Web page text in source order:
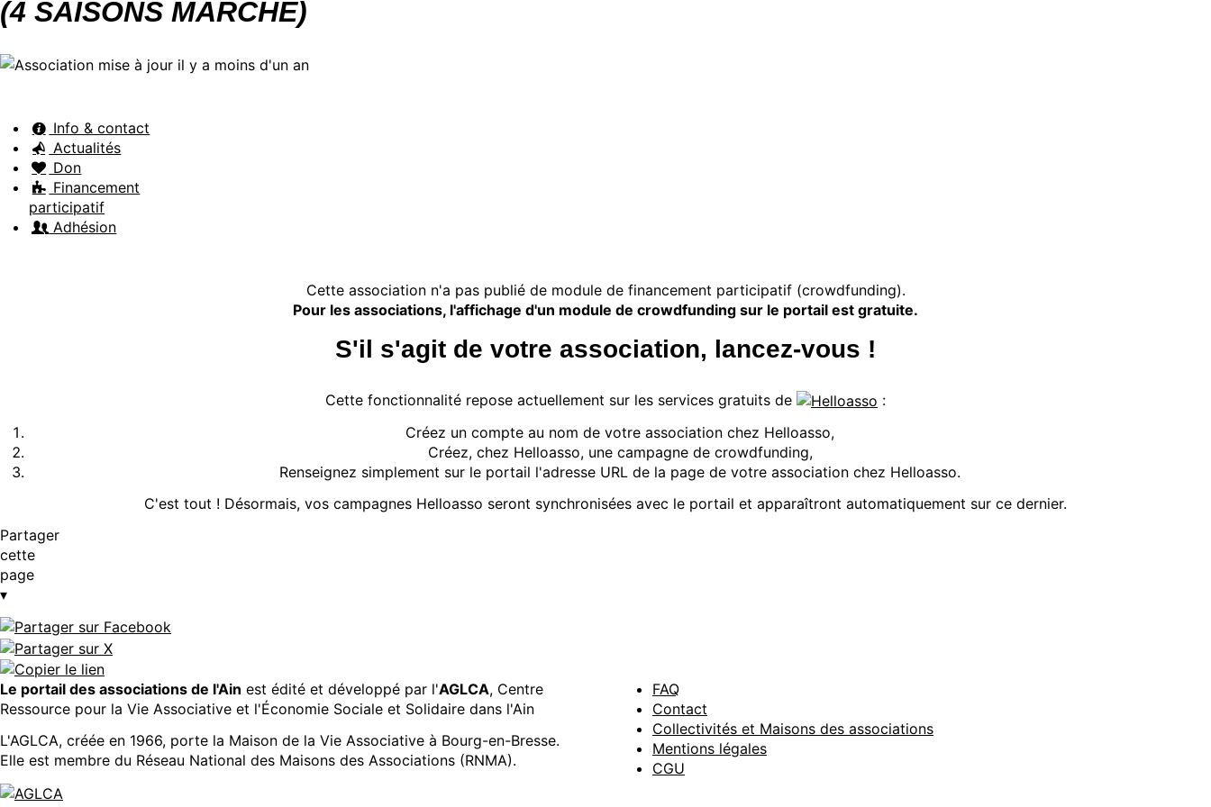
(4 SAISONS MARCHE)
Info & contact
Actualités
Don
Financement
participatif
Adhésion
Cette association n'a pas publié de module de financement participatif (crowdfunding).
Pour les associations, l'affichage d'un module de crowdfunding sur le portail est gratuite.
S'il s'agit de votre association, lancez-vous !
Cette fonctionnalité repose actuellement sur les services gratuits de
:
Créez un compte au nom de votre association chez Helloasso,
Créez, chez Helloasso, une campagne de crowdfunding,
Renseignez simplement sur le portail l'adresse URL de la page de votre association chez Helloasso.
C'est tout ! Désormais, vos campagnes Helloasso seront synchronisées avec le portail et apparaîtront automatiquement sur ce dernier.
Partager
cette
page
▾
Le portail des associations de l'Ain est édité et développé par l'AGLCA, Centre
Ressource pour la Vie Associative et l'Économie Sociale et Solidaire dans l'Ain
L'AGLCA, créée en 1966, porte la Maison de la Vie Associative à Bourg-en-Bresse.
Elle est membre du Réseau National des Maisons des Associations (RNMA).
FAQ
Contact
Collectivités et Maisons des associations
Mentions légales
CGU